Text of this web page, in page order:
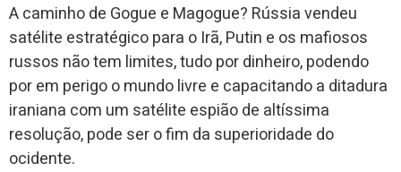
A caminho de Gogue e Magogue? Rússia vendeu
satélite estratégico para o Irã, Putin e os mafiosos
russos não tem limites, tudo por dinheiro, podendo
por em perigo o mundo livre e capacitando a ditadura
iraniana com um satélite espião de altíssima
resolução, pode ser o fim da superioridade do
ocidente.